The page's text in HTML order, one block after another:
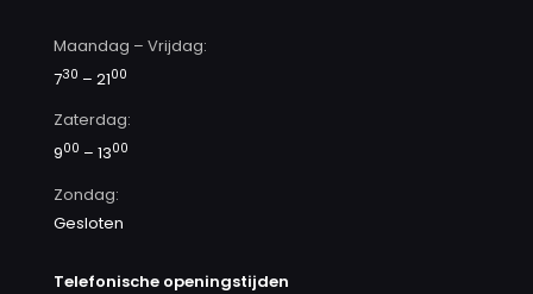
Maandag – Vrijdag:
730 – 2100
Zaterdag:
900 – 1300
Zondag:
Gesloten
Telefonische openingstijden